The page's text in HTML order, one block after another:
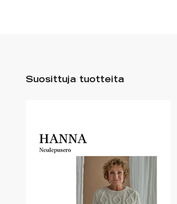
Suosittuja tuotteita